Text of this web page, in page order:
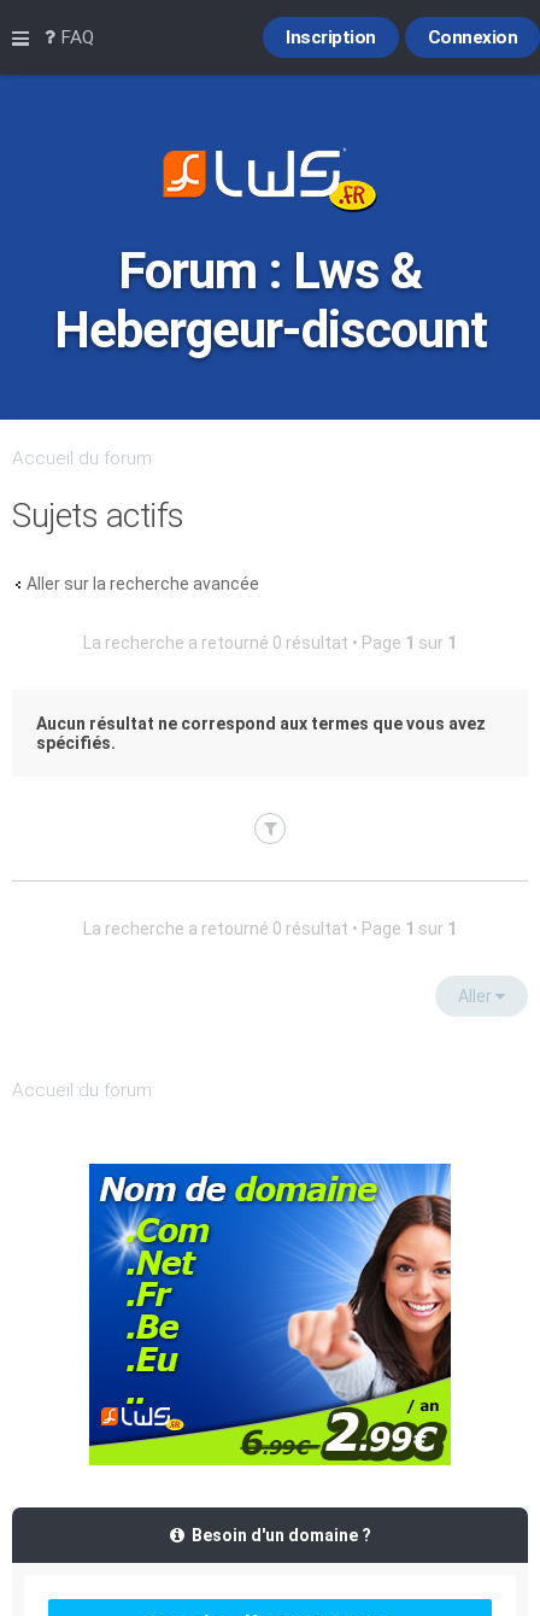
Raccourcis
FAQ Connexion
Inscription
Forum : Lws &
Hebergeur-discount
Accueil du forum
Sujets actifs
Aller sur la recherche avancée
La recherche a retourné 0 résultat • Page 1 sur 1
Aucun résultat ne correspond aux termes que vous avez
spécifiés.
La recherche a retourné 0 résultat • Page 1 sur 1
Aller
Accueil du forum
Besoin d'un domaine ?